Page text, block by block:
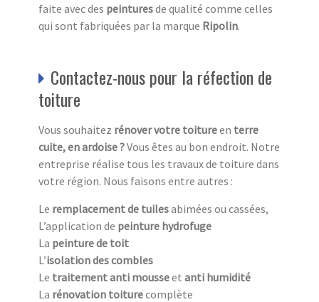
faite avec des peinturesde qualité comme celles
qui sont fabriquées par la marque Ripolin.
Contactez-nous pour la réfection de
toiture
Vous souhaitez rénover votre toitureen terre
cuite, en ardoise ?Vous êtes au bon endroit. Notre
entreprise réalise tous les travaux de toiture dans
votre région. Nous faisons entre autres :
Le remplacement de tuilesabimées ou cassées,
L’application de peinture hydrofuge
La peinture de toit
L’isolation des combles
Le traitement anti mousseet anti humidité
La rénovation toiturecomplète